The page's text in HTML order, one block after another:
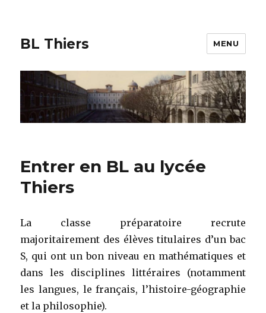
BL Thiers MENU
Entrer en BL au lycée
Thiers
La classe préparatoire recrute
majoritairement des élèves titulaires d’un bac
S, qui ont un bon niveau en mathématiques et
dans les disciplines littéraires (notamment
les langues, le français, l’histoire-géographie
et la philosophie).